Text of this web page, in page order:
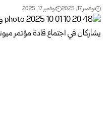
نوفمبر 17, 2025 نوفمبر 17, 2025